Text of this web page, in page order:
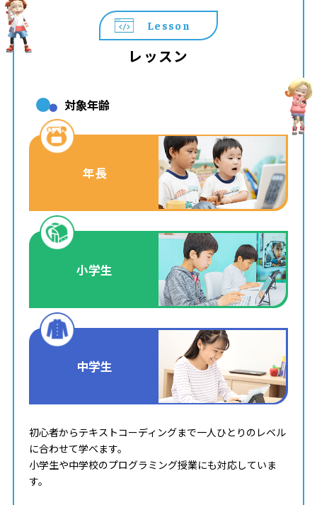
Lesson
レッスン
対象年齢
年長
小学生
中学生
初心者からテキストコーディングまで一人ひとりのレベル
に合わせて学べます。
小学生や中学校のプログラミング授業にも対応していま
す。